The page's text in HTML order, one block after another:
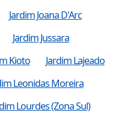
Jardim Joana D'Arc
Jardim Jussara
Kioto
Jardim Lajeado
Leonidas Moreira
Lourdes (Zona Sul)